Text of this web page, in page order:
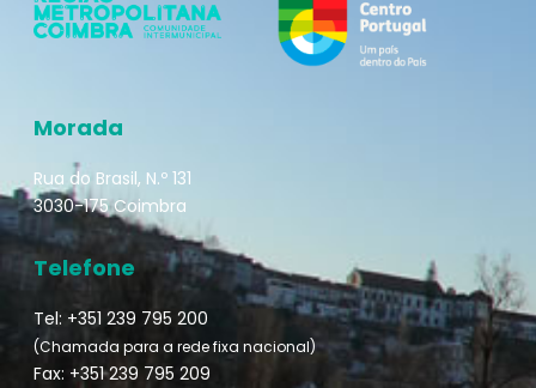
Morada
Rua do Brasil, N.º 131
3030-175 Coimbra
Telefone
Tel: +351 239 795 200
(Chamada para a rede fixa nacional)
Fax: +351 239 795 209